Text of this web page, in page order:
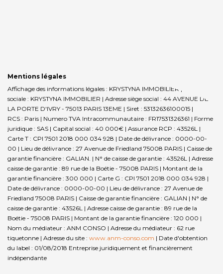
Mentions légales
Affichage des informations légales : KRYSTYNA IMMOBILIER | Raison
sociale : KRYSTYNA IMMOBILIER | Adresse siège social : 44 AVENUE DE
LA PORTE D'IVRY - 75013 PARIS 13EME | Siret : 53132636100015 |
RCS : Paris | Numero TVA Intracommunautaire : FR17531326361 | Forme
juridique : SAS | Capital social : 40 000€ | Assurance RCP : 43526L |
Carte T : CPI 7501 2018 000 034 928 | Date de délivrance : 0000-00-
00 | Lieu de délivrance : 27 Avenue de Friedland 75008 PARIS | Caisse de
garantie financière : GALIAN. | N° de caisse de garantie : 43526L | Adresse
caisse de garantie : 89 rue de la Boétie - 75008 PARIS | Montant de la
garantie financière : 300 000 | Carte G : CPI 7501 2018 000 034 928 |
Date de délivrance : 0000-00-00 | Lieu de délivrance : 27 Avenue de
Friedland 75008 PARIS | Caisse de garantie financière : GALIAN | N° de
caisse de garantie : 43526L | Adresse caisse de garantie : 89 rue de la
Boétie - 75008 PARIS | Montant de la garantie financière : 120 000 |
Nom du médiateur : ANM CONSO | Adresse du médiateur : 62 rue
tiquetonne | Adresse du site : www.anm-conso.com | Date d'obtention
du label : 01/08/2018 Entreprise juridiquement et financièrement
indépendante